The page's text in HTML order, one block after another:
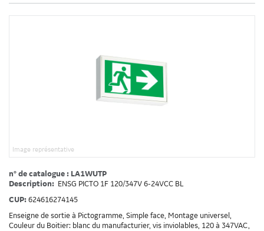
Image représentative
n° de catalogue : LA1WUTP
Description: ENSG PICTO 1F 120/347V 6-24VCC BL
CUP: 624616274145
Enseigne de sortie à Pictogramme, Simple face, Montage universel,
Couleur du Boitier: blanc du manufacturier, vis inviolables, 120 à 347VAC,